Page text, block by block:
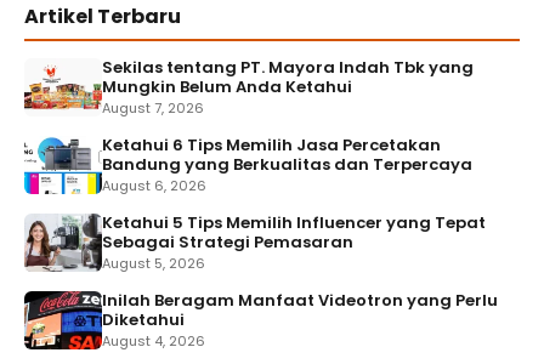
Artikel Terbaru
Sekilas tentang PT. Mayora Indah Tbk yang
Mungkin Belum Anda Ketahui
August 7, 2026
Ketahui 6 Tips Memilih Jasa Percetakan
Bandung yang Berkualitas dan Terpercaya
August 6, 2026
Ketahui 5 Tips Memilih Influencer yang Tepat
Sebagai Strategi Pemasaran
August 5, 2026
Inilah Beragam Manfaat Videotron yang Perlu
Diketahui
August 4, 2026